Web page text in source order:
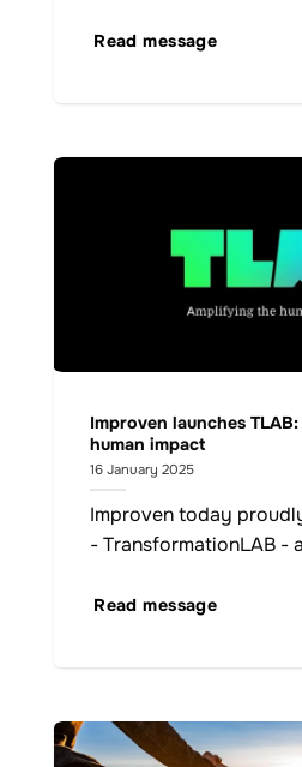
Read message
Improven launches
human impact
16 January 2025
Improven today
- TransformationLAB -
Read message